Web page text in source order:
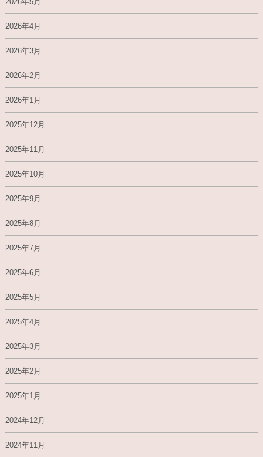
2026年4月
2026年3月
2026年2月
2026年1月
2025年12月
2025年11月
2025年10月
2025年9月
2025年8月
2025年7月
2025年6月
2025年5月
2025年4月
2025年3月
2025年2月
2025年1月
2024年12月
2024年11月